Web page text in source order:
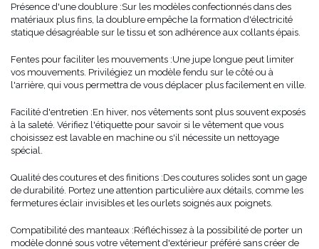
Présence d'une doublure :Sur les modèles confectionnés dans des
matériaux plus fins, la doublure empêche la formation d'électricité
statique désagréable sur le tissu et son adhérence aux collants épais.
Fentes pour faciliter les mouvements :Une jupe longue peut limiter
vos mouvements. Privilégiez un modèle fendu sur le côté ou à
l'arrière, qui vous permettra de vous déplacer plus facilement en ville.
Facilité d'entretien :En hiver, nos vêtements sont plus souvent exposés
à la saleté. Vérifiez l'étiquette pour savoir si le vêtement que vous
choisissez est lavable en machine ou s'il nécessite un nettoyage
spécial.
Qualité des coutures et des finitions :Des coutures solides sont un gage
de durabilité. Portez une attention particulière aux détails, comme les
fermetures éclair invisibles et les ourlets soignés aux poignets.
Compatibilité des manteaux :Réfléchissez à la possibilité de porter un
modèle donné sous votre vêtement d'extérieur préféré sans créer de